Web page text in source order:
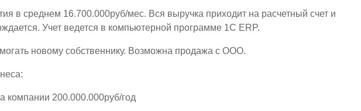
в среднем 16.700.000руб/мес. Вся выручка приходит на расчетный счет и
Учет ведется в компьютерной программе 1С ЕRP.
новому собственнику. Возможна продажа с ООО.
компании 200.000.000руб/год